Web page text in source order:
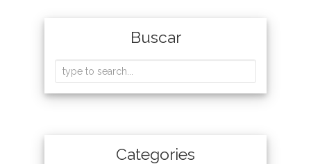
Buscar
Categories